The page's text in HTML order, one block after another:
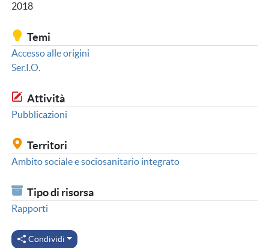
2018
Temi
Accesso alle origini
Ser.I.O.
Attività
Pubblicazioni
Territori
Ambito sociale e sociosanitario integrato
Tipo di risorsa
Rapporti
Condividi